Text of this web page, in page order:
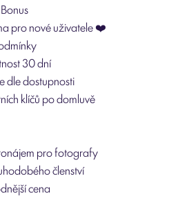
Bonus
pro nové uživatele ❤️
30 dní
dle dostupnosti
klíčů po domluvě
pro fotografy
členství
cena